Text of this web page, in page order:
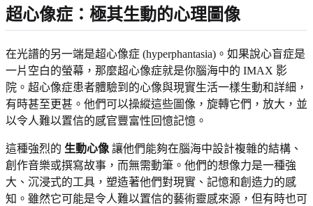
超心像症：極其生動的心理圖像
在光譜的另一端是超心像症 (hyperphantasia)。如果說心盲症是
一片空白的螢幕，那麼超心像症就是你腦海中的 IMAX 影
院。超心像症患者體驗到的心像與現實生活一樣生動和詳細，
有時甚至更甚。他們可以操縱這些圖像，旋轉它們，放大，並
以令人難以置信的感官豐富性回憶記憶。
這種強烈的 生動心像 讓他們能夠在腦海中設計複雜的結構、
創作音樂或撰寫故事，而無需動筆。他們的想像力是一種強
大、沉浸式的工具，塑造著他們對現實、記憶和創造力的感
知。雖然它可能是令人難以置信的藝術靈感來源，但有時也可